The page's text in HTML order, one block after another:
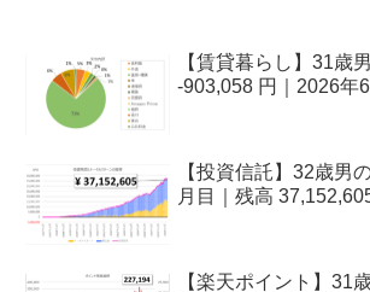
【賃貸暮らし】31歳
-903,058 円｜2026年6
【投資信託】32歳男
月目｜残高
【楽天ポイント】31